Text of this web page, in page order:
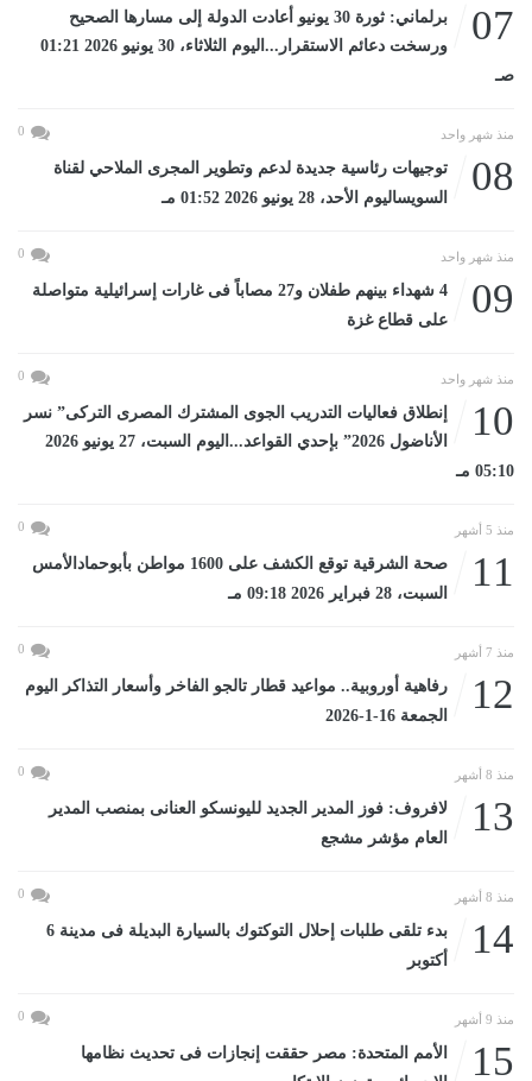
07
برلماني: ثورة 30 يونيو أعادت الدولة إلى مسارها الصحيح
ورسخت دعائم الاستقرار...اليوم الثلاثاء، 30 يونيو 2026 01:21
صـ
منذ شهر واحد 0
08
توجيهات رئاسية جديدة لدعم وتطوير المجرى الملاحي لقناة
السويساليوم الأحد، 28 يونيو 2026 01:52 مـ
منذ شهر واحد 0
09
4 شهداء بينهم طفلان و27 مصاباً فى غارات إسرائيلية متواصلة
على قطاع غزة
منذ شهر واحد 0
10
إنطلاق فعاليات التدريب الجوى المشترك المصرى التركى” نسر
الأناضول 2026” بإحدي القواعد...اليوم السبت، 27 يونيو 2026
05:10 مـ
منذ 5 أشهر 0
11
صحة الشرقية توقع الكشف على 1600 مواطن بأبوحمادالأمس
السبت، 28 فبراير 2026 09:18 مـ
منذ 7 أشهر 0
12
رفاهية أوروبية.. مواعيد قطار تالجو الفاخر وأسعار التذاكر اليوم
الجمعة 16-1-2026
منذ 8 أشهر 0
13
لافروف: فوز المدير الجديد لليونسكو العنانى بمنصب المدير
العام مؤشر مشجع
منذ 8 أشهر 0
14
بدء تلقى طلبات إحلال التوكتوك بالسيارة البديلة فى مدينة 6
أكتوبر
منذ 9 أشهر 0
15
الأمم المتحدة: مصر حققت إنجازات فى تحديث نظامها